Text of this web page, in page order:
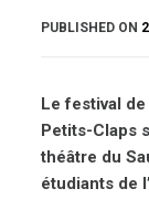
PUBLISHED ON
Le festival
Petits-Claps
théâtre du
étudiants de